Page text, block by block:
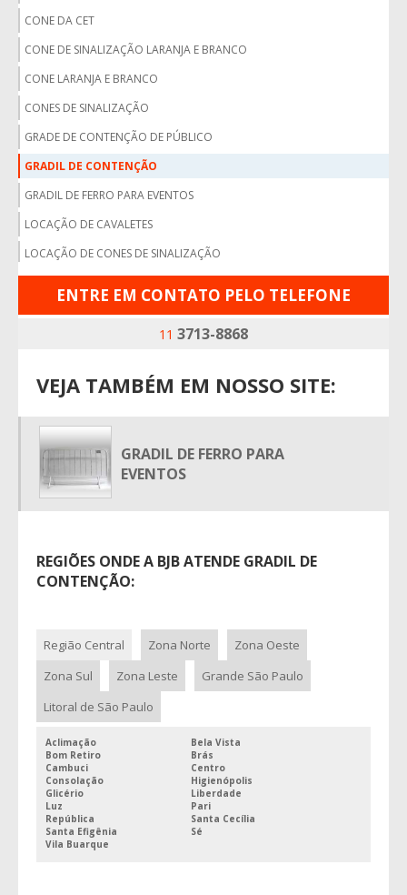
CONE DA CET
CONE DE SINALIZAÇÃO LARANJA E BRANCO
CONE LARANJA E BRANCO
CONES DE SINALIZAÇÃO
GRADE DE CONTENÇÃO DE PÚBLICO
GRADIL DE CONTENÇÃO
GRADIL DE FERRO PARA EVENTOS
LOCAÇÃO DE CAVALETES
LOCAÇÃO DE CONES DE SINALIZAÇÃO
LOCAÇÃO DE CONES E CAVALETES
LOCAÇÃO DE GRADES DE CONTENÇÃO
LOCAÇÃO DE GRADES DE ISOLAMENTO
LOCAÇÃO DE GRADES DE PROTEÇÃO
LOCAÇÃO DE GRADES PARA EVENTOS SP
LOCAÇÃO DE SINALIZAÇÃO VIÁRIA
ONDE ALUGAR CAVALETES
UNIFILAS LOCAÇÃO SP
ENTRE EM CONTATO PELO TELEFONE
11 3713-8868
VEJA TAMBÉM EM NOSSO SITE:
GRADIL DE FERRO PARA
EVENTOS
REGIÕES ONDE A BJB ATENDE GRADIL DE
CONTENÇÃO:
Região Central Zona Norte
Zona Oeste
Zona Sul
Zona Leste
Grande São Paulo
Litoral de São Paulo
Aclimação
Bela Vista
Bom Retiro
Brás
Cambuci
Centro
Consolação
Higienópolis
Glicério
Liberdade
Luz
Pari
República
Santa Cecília
Santa Efigênia
Sé
Vila Buarque